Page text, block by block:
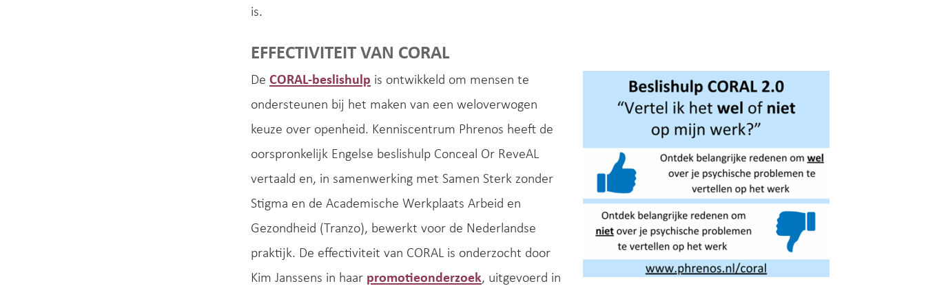
is.
EFFECTIVITEIT VAN CORAL
De CORAL-beslishulp is ontwikkeld om mensen te
ondersteunen bij het maken van een weloverwogen
keuze over openheid. Kenniscentrum Phrenos heeft de
oorspronkelijk Engelse beslishulp Conceal Or ReveAL
vertaald en, in samenwerking met Samen Sterk zonder
Stigma en de Academische Werkplaats Arbeid en
Gezondheid (Tranzo), bewerkt voor de Nederlandse
praktijk. De effectiviteit van CORAL is onderzocht door
Kim Janssens in haar promotieonderzoek, uitgevoerd in